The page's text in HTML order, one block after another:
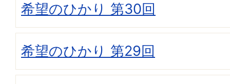
希望のひかり 第30回
希望のひかり 第29回